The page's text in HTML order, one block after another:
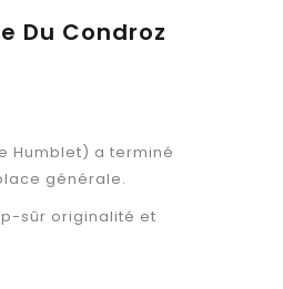
Du Condroz
Humblet) a terminé
générale.
sûr originalité et